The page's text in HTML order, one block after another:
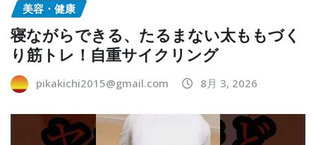
美容・健康
寝ながらできる、たるまない太ももづく
り筋トレ！自重サイクリング
pikakichi2015@gmail.com 8月 3, 2026